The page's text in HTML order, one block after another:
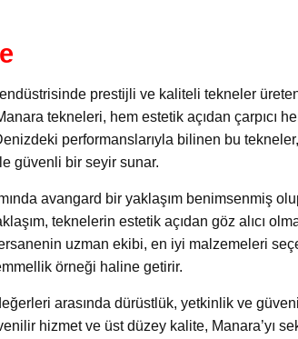
prestijli ve kaliteli tekneler
tekneleri, hem estetik açıdan çarpıcı
performanslarıyla bilinen bu
güvenli bir seyir sunar.
avangard bir yaklaşım benimsenmiş
teknelerin estetik açıdan göz alıcı
uzman ekibi, en iyi malzemeleri
örneği haline getirir.
arasında dürüstlük, yetkinlik ve
hizmet ve üst düzey kalite, Manara’yı